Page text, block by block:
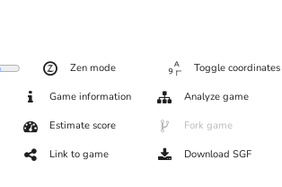
: dzięki za grę i być może do następnego
dziękuję
i do następnego
March 16, 2024
Review: ##1237000
Zen mode Toggle coordinates
Game information Analyze game
Estimate score Fork game
Link to game Download SGF